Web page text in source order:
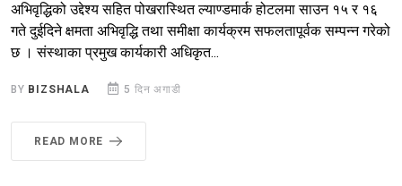
अभिवृद्धिको उद्देश्य सहित पोखरास्थित ल्याण्डमार्क होटलमा साउन १५ र १६
गते दुईदिने क्षमता अभिवृद्धि तथा समीक्षा कार्यक्रम सफलतापूर्वक सम्पन्न गरेको
छ । संस्थाका प्रमुख कार्यकारी अधिकृत...
BY BIZSHALA 5 दिन अगाडी
READ MORE